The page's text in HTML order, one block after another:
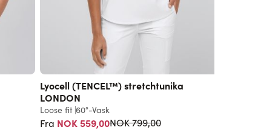
Lyocell (TENCEL™) stretchtunika
LONDON
Loose fit 60°-Vask
Fra NOK 559,00Vanlig pris
NOK 799,00